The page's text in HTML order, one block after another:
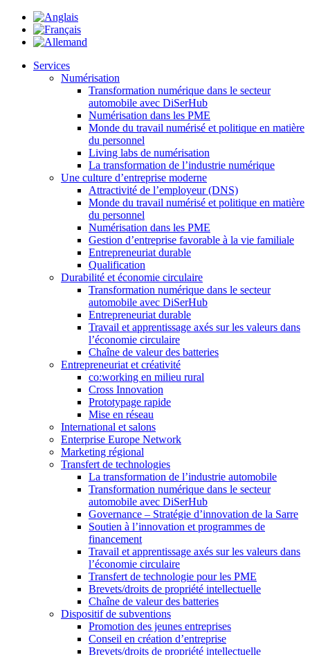
Services
Numérisation
Transformation numérique dans le secteur
automobile avec DiSerHub
Numérisation dans les PME
Monde du travail numérisé et politique en matière
du personnel
Living labs de numérisation
La transformation de l’industrie numérique
Une culture d’entreprise moderne
Attractivité de l’employeur (DNS)
Monde du travail numérisé et politique en matière
du personnel
Numérisation dans les PME
Gestion d’entreprise favorable à la vie familiale
Entrepreneuriat durable
Qualification
Durabilité et économie circulaire
Transformation numérique dans le secteur
automobile avec DiSerHub
Entrepreneuriat durable
Travail et apprentissage axés sur les valeurs dans
l’économie circulaire
Chaîne de valeur des batteries
Entrepreneuriat et créativité
co:working en milieu rural
Cross Innovation
Prototypage rapide
Mise en réseau
International et salons
Enterprise Europe Network
Marketing régional
Transfert de technologies
La transformation de l’industrie automobile
Transformation numérique dans le secteur
automobile avec DiSerHub
Governance – Stratégie d’innovation de la Sarre
Soutien à l’innovation et programmes de
financement
Travail et apprentissage axés sur les valeurs dans
l’économie circulaire
Transfert de technologie pour les PME
Brevets/droits de propriété intellectuelle
Chaîne de valeur des batteries
Dispositif de subventions
Promotion des jeunes entreprises
Conseil en création d’entreprise
Brevets/droits de propriété intellectuelle